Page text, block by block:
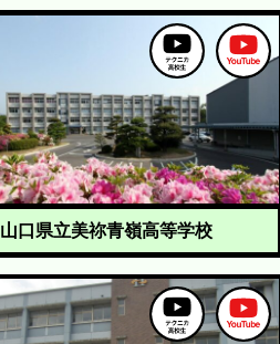
山口県立美祢青嶺高等学校